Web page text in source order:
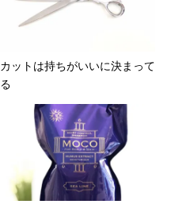
カットは持ちがいいに決まって
る